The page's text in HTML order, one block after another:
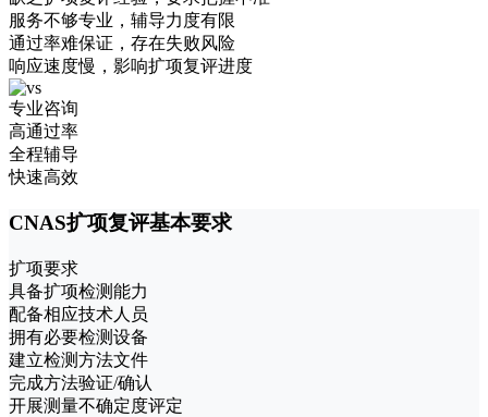
服务不够专业，辅导力度有限
通过率难保证，存在失败风险
响应速度慢，影响扩项复评进度
专业咨询
高通过率
全程辅导
快速高效
CNAS扩项复评基本要求
扩项要求
具备扩项检测能力
配备相应技术人员
拥有必要检测设备
建立检测方法文件
完成方法验证/确认
开展测量不确定度评定